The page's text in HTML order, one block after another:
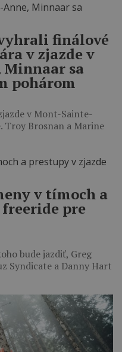
finálové
v zjazde v
sa
pohárom
v Mont-Sainte-
Troy Brosnan a Marine
v tímoch a
pre
bude jazdiť, Greg
Syndicate a Danny Hart